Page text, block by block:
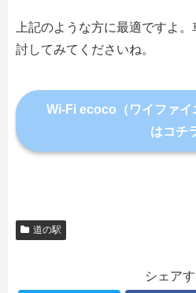
上記のような方に最適ですよ
討してみてくださいね。
Wi-Fi ecoco（ワイファイ
はコチ
道の駅
シェア